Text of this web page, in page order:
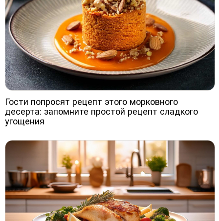
Гости попросят рецепт этого морковного
десерта: запомните простой рецепт сладкого
угощения